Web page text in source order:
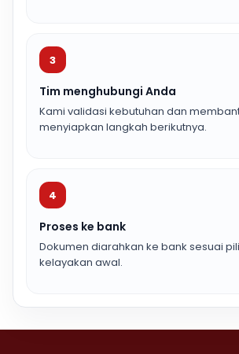
3
Tim menghubungi Anda
Kami validasi kebutuhan dan
menyiapkan langkah berikutnya.
4
Proses ke bank
Dokumen diarahkan ke bank sesuai
kelayakan awal.